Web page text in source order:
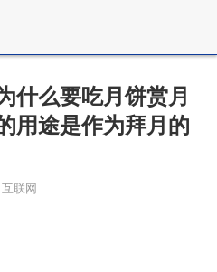
什么要吃月饼赏月
用途是作为拜月的
联网